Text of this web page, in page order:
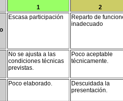
1
2
Escasa participación
Reparto de
inadecuado
No se ajusta a las
condiciones técnicas
previstas.
Poco aceptable
técnicamente.
Poco elaborado.
Descuidada la
presentación.